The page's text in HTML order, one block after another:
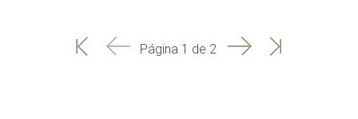
'
'
Página 1 de 2 SeguinteÚltima